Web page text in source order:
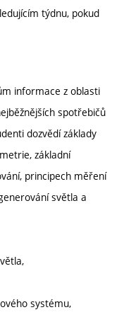
týdnu, pokud
informace z oblasti
spotřebičů
dozvědí základy
základní
principech měření
světla a
systému,